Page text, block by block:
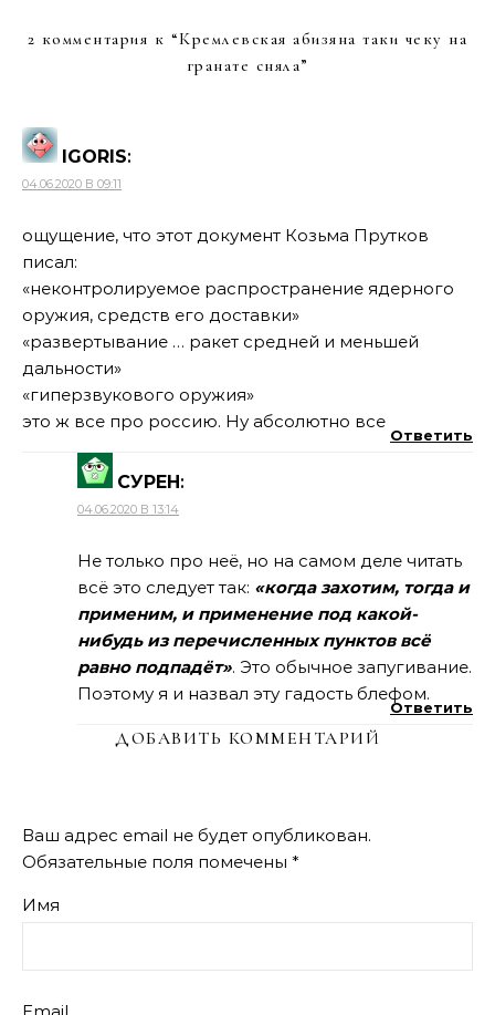
2 комментария к “Кремлевская абизяна таки чеку на
гранате сняла”
IGORIS:
04.06.2020 В 09:11
ощущение, что этот документ Козьма Прутков
писал:
«неконтролируемое распространение ядерного
оружия, средств его доставки»
«развертывание … ракет средней и меньшей
дальности»
«гиперзвукового оружия»
это ж все про россию. Ну абсолютно все
Ответить
СУРЕН:
04.06.2020 В 13:14
Не только про неё, но на самом деле читать
всё это следует так: «когда захотим, тогда и
применим, и применение под какой-
нибудь из перечисленных пунктов всё
равно подпадёт». Это обычное запугивание.
Поэтому я и назвал эту гадость блефом.
Ответить
ДОБАВИТЬ КОММЕНТАРИЙ
Ваш адрес email не будет опубликован.
Обязательные поля помечены *
Имя